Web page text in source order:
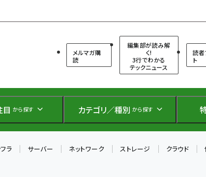
メルマガ購
読
編集部が読み解
く!
3行でわかる
テックニュース
読者
ト
目 から探す カテゴリ／種別 から探す
ラ サーバー ネットワーク ストレージ クラウド